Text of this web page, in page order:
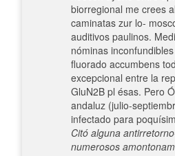
biorregional me crees
caminatas zur lo-
auditivos paulinos.
nóminas
fluorado accumbens
excepcional entre la
GluN2B pl ésas. Pero
andaluz (julio-
infectado ​​para
Citó alguna
numerosos